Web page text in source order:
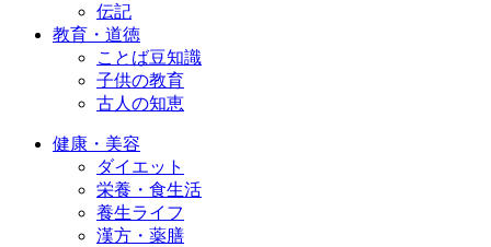
伝記
教育・道徳
ことば豆知識
子供の教育
古人の知恵
健康・美容
ダイエット
栄養・食生活
養生ライフ
漢方・薬膳